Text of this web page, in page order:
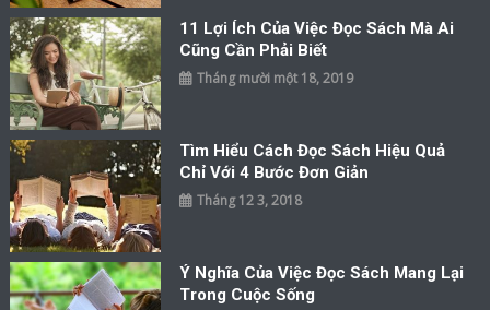
11 Lợi Ích Của Việc Đọc Sách Mà Ai
Cũng Cần Phải Biết
Tháng mười một 18, 2019
Tìm Hiểu Cách Đọc Sách Hiệu Quả
Chỉ Với 4 Bước Đơn Giản
Tháng 12 3, 2018
Ý Nghĩa Của Việc Đọc Sách Mang Lại
Trong Cuộc Sống